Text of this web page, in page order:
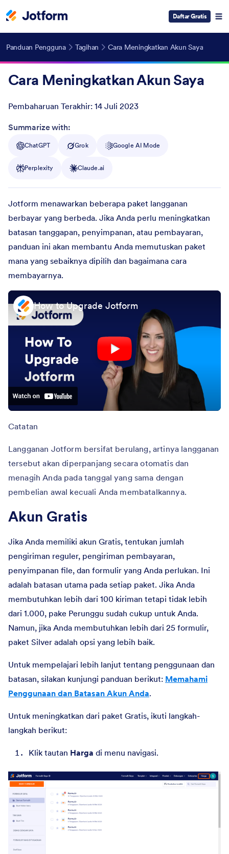
Daftar Gratis
Panduan Pengguna Tagihan Cara Meningkatkan Akun Saya
Cara Meningkatkan Akun Saya
Pembaharuan Terakhir: 14 Juli 2023
Post ID
Summarize with:
ChatGPT Grok Google AI Mode
Perplexity Claude.ai
Jotform menawarkan beberapa paket langganan
berbayar yang berbeda. Jika Anda perlu meningkatkan
batasan tanggapan, penyimpanan, atau pembayaran,
panduan ini akan membantu Anda memutuskan paket
mana yang sebaiknya dipilih dan bagaimana cara
membayarnya.
How to Upgrade Jotform
Catatan
Langganan Jotform bersifat berulang, artinya langganan
tersebut akan diperpanjang secara otomatis dan
menagih Anda pada tanggal yang sama dengan
pembelian awal kecuali Anda membatalkannya.
Akun Gratis
Jika Anda memiliki akun Gratis, tentukan jumlah
pengiriman reguler, pengiriman pembayaran,
penyimpanan file, dan formulir yang Anda perlukan. Ini
adalah batasan utama pada setiap paket. Jika Anda
membutuhkan lebih dari 100 kiriman tetapi tidak lebih
dari 1.000, pake Perunggu sudah cukup untuk Anda.
Namun, jika Anda membutuhkan lebih dari 25 formulir,
paket Silver adalah opsi yang lebih baik.
Untuk mempelajari lebih lanjut tentang penggunaan dan
batasan, silakan kunjungi panduan berikut: Memahami
Penggunaan dan Batasan Akun Anda.
Untuk meningkatkan dari paket Gratis, ikuti langkah-
langkah berikut:
Klik tautan Harga di menu navigasi.